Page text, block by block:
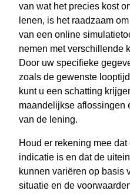
van wat het precies kost
lenen, is het raadzaam
van een online
nemen met verschillende
Door uw specifieke
zoals de gewenste
kunt u een schatting
maandelijkse aflossingen
van de lening.
Houd er rekening mee
indicatie is en dat de
kunnen variëren op basis
situatie en de